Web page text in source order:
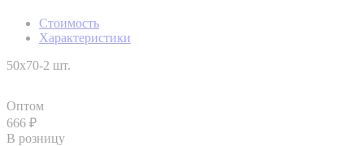
Стоимость
Характеристики
50x70-2 шт.
Оптом
666 ₽
В розницу